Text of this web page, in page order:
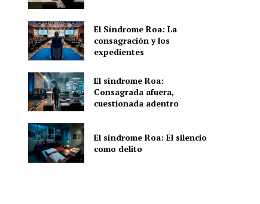
El Síndrome Roa: La
consagración y los
expedientes
El síndrome Roa:
Consagrada afuera,
cuestionada adentro
El síndrome Roa: El silencio
como delito